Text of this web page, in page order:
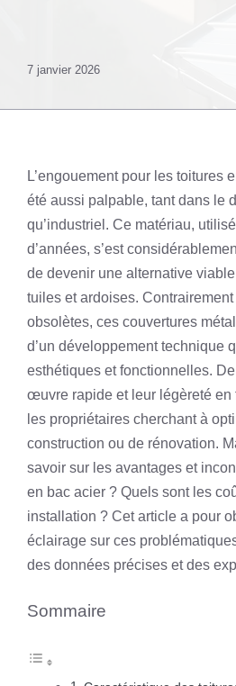
7 janvier 2026
L’engouement pour les toitures
été aussi palpable, tant dans le
qu’industriel. Ce matériau,
d’années, s’est
de devenir une alternative
tuiles et ardoises.
obsolètes, ces couvertures
d’un développement technique
esthétiques et fonctionnelles.
œuvre rapide et leur légèreté en
les propriétaires cherchant à
construction ou de rénovation.
savoir sur les avantages et
en bac acier ? Quels sont les
installation ? Cet article a pour
éclairage sur ces
des données précises et des
Sommaire